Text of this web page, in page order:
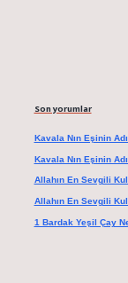
Son yorumlar
Kavala Nın Eşinin
Kavala Nın Eşinin
Allahın En Sevgili
Allahın En Sevgili
1 Bardak Yeşil Çay